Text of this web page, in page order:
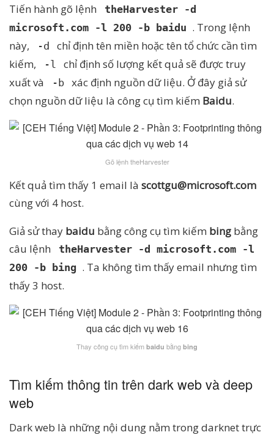
Tiến hành gõ lệnh
theHarvester -d
microsoft.com -l 200 -b baidu . Trong lệnh
này,
-d
chỉ định tên miền hoặc tên tổ chức cần tìm
kiếm,
-l
chỉ định số lượng kết quả sẽ được truy
xuất và
-b
xác định nguồn dữ liệu. Ở đây giả sử
chọn nguồn dữ liệu là công cụ tìm kiếm Baidu.
Gõ lệnh theHarvester
Kết quả tìm thấy 1 email là scottgu@microsoft.com
cùng với 4 host.
Giả sử thay baidu bằng công cụ tìm kiếm bing bằng
câu lệnh
theHarvester -d microsoft.com -l
200 -b bing . Ta không tìm thấy email nhưng tìm
thấy 3 host.
Thay công cụ tìm kiếm baidu bằng bing
Tìm kiếm thông tin trên dark web và deep
web
Dark web là những nội dung nằm trong darknet trực